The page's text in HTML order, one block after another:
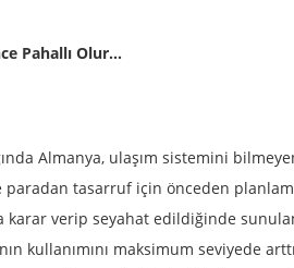
Pahallı Olur…
Almanya, ulaşım sistemini
paradan tasarruf için önceden
karar verip seyahat edildiğinde
kullanımını maksimum seviyede